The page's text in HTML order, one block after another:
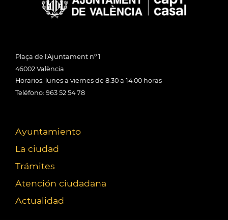
Plaça de l'Ajuntament nº 1
46002 València
Horarios: lunes a viernes de 8:30 a 14:00 horas
Teléfono: 963 52 54 78
Ayuntamiento
La ciudad
Trámites
Atención ciudadana
Actualidad